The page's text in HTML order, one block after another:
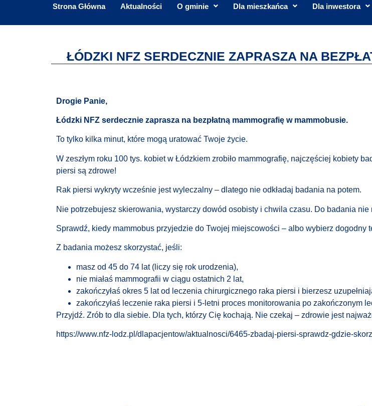
Strona Główna Aktualności O gminie Dla mieszkańca Dla inwestora
ŁÓDZKI NFZ SERDECZNIE ZAPRASZA NA
Drogie Panie,
Łódzki NFZ serdecznie zaprasza na bezpłatną mammografię w mammobusie.
To tylko kilka minut, które mogą uratować Twoje życie.
W zeszłym roku 100 tys. kobiet w Łódzkiem zrobiło mammografię, najczęściej kobiety
piersi są zdrowe!
Rak piersi wykryty wcześnie jest wyleczalny – dlatego nie odkładaj badania na potem.
Nie potrzebujesz skierowania, wystarczy dowód osobisty i chwila czasu. Do badania
Sprawdź, kiedy mammobus przyjedzie do Twojej miejscowości – albo wybierz dogodny
Z badania możesz skorzystać, jeśli:
masz od 45 do 74 lat (liczy się rok urodzenia),
nie miałaś mammografii w ciągu ostatnich 2 lat,
zakończyłaś okres 5 lat od leczenia chirurgicznego raka piersi i bierzesz
zakończyłaś leczenie raka piersi i 5-letni proces monitorowania po zakończonym
Przyjdź. Zrób to dla siebie. Dla tych, którzy Cię kochają. Nie czekaj – zdrowie jest
https://www.nfz-lodz.pl/dlapacjentow/aktualnosci/6465-zbadaj-piersi-sprawdz-gdzie-